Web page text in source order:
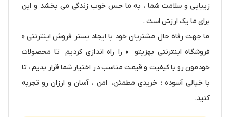
زیبایی و سلامت شما ، به ما حس خوب زندگی می بخشد و این
برای ما یک ارزش است .
ما جهت رفاه حال مشتریان خود با ایجاد بستر فروش اینترنتی «
فروشگاه اینترنتی بهزیتو » را راه اندازی کردیم تا محصولات
خودمون رو با کیفیت و قیمت مناسب در اختیار شما قرار بدیم ، تا
با خیالی آسوده ؛ خریدی مطمئن، امن ، آسان و ارزان رو تجربه
کنید.